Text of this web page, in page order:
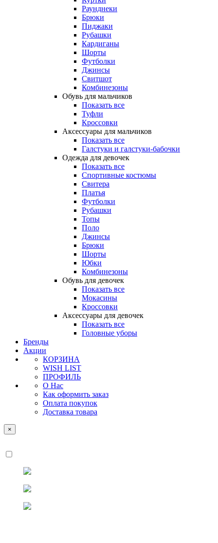
Раунднеки
Брюки
Пиджаки
Рубашки
Кардиганы
Шорты
Футболки
Джинсы
Свитшот
Комбинезоны
Обувь для мальчиков
Показать все
Туфли
Кроссовки
Аксессуары для мальчиков
Показать все
Галстуки и галстуки-бабочки
Одежда для девочек
Показать все
Спортивные костюмы
Свитера
Платья
Футболки
Рубашки
Топы
Поло
Джинсы
Брюки
Шорты
Юбки
Комбинезоны
Обувь для девочек
Показать все
Мокасины
Кроссовки
Аксессуары для девочек
Показать все
Головные уборы
Бренды
Акции
КОРЗИНА
WISH LIST
ПРОФИЛЬ
О Нас
Как оформить заказ
Оплата покупок
Доставка товара
×